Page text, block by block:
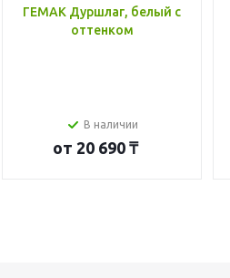
ГЕМАК Дуршлаг, белый с
оттенком
В наличии
от 20 690 ₸